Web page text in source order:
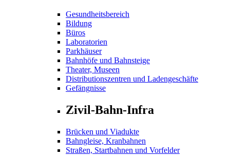
Gesundheitsbereich
Bildung
Büros
Laboratorien
Parkhäuser
Bahnhöfe und Bahnsteige
Theater, Museen
Distributionszentren und Ladengeschäfte
Gefängnisse
Zivil-Bahn-Infra
Brücken und Viadukte
Bahngleise, Kranbahnen
Straßen, Startbahnen und Vorfelder